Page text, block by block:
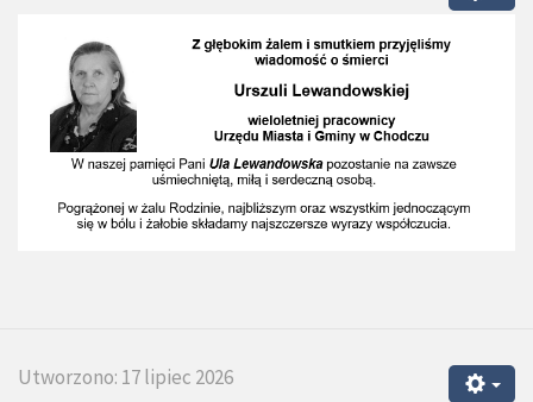
Utworzono: 17 lipiec 2026